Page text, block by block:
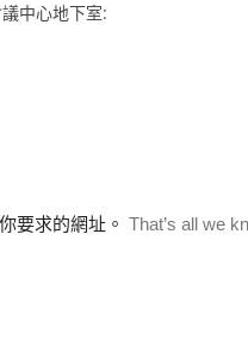
中心地下室: